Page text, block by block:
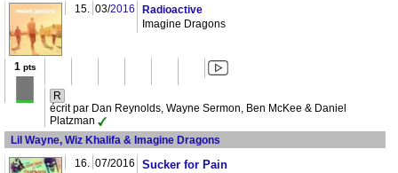
15. 03/2016
Radioactive
Imagine Dragons
1 pts
R
écrit par Dan Reynolds, Wayne Sermon, Ben McKee & Daniel
Platzman
Lil Wayne, Wiz Khalifa & Imagine Dragons
16. 07/2016
Sucker for Pain